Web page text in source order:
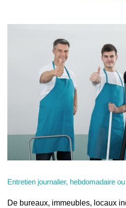
Entretien journalier, hebdomadaire
De bureaux, immeubles, locaux